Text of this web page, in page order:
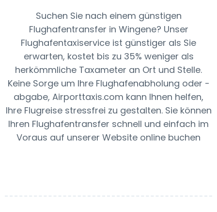
Suchen Sie nach einem günstigen
Flughafentransfer in Wingene? Unser
Flughafentaxiservice ist günstiger als Sie
erwarten, kostet bis zu 35% weniger als
herkömmliche Taxameter an Ort und Stelle.
Keine Sorge um Ihre Flughafenabholung oder -
abgabe, Airporttaxis.com kann Ihnen helfen,
Ihre Flugreise stressfrei zu gestalten. Sie können
Ihren Flughafentransfer schnell und einfach im
Voraus auf unserer Website online buchen